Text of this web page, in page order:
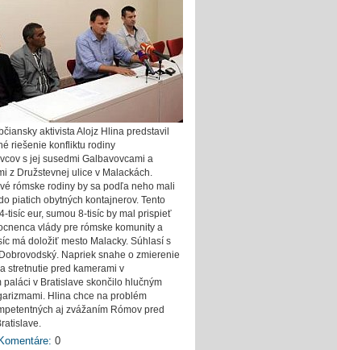
aktivista Alojz Hlina predstavil
riešenie konfliktu rodiny
s jej susedmi Galbavovcami a
z Družstevnej ulice v Malackách.
rómske rodiny by sa podľa neho mali
piatich obytných kontajnerov. Tento
tisíc eur, sumou 8-tisíc by mal prispieť
vlády pre rómske komunity a
má doložiť mesto Malacky. Súhlasí s
Napriek snahe o zmierenie
stretnutie pred kamerami v
paláci v Bratislave skončilo hlučným
Hlina chce na problém
aj zvážaním Rómov pred
Komentáre: 0